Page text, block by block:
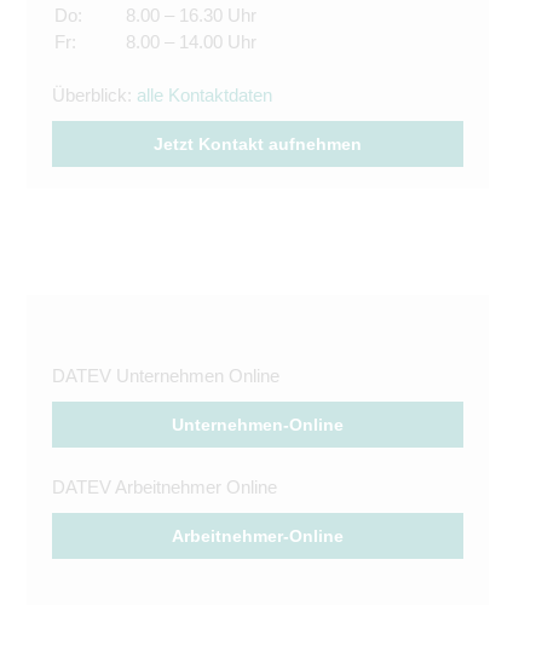
Do:
Fr:
8.00 – 16.30 Uhr
8.00 – 14.00 Uhr
Überblick: alle Kontaktdaten
Jetzt Kontakt aufnehmen
DATEV Unternehmen Online
Unternehmen-Online
DATEV Arbeitnehmer Online
Arbeitnehmer-Online